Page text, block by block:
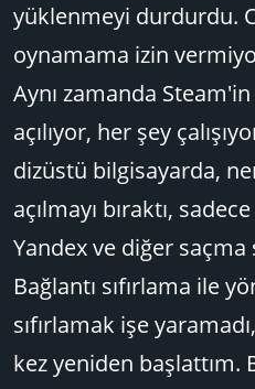
a
t
n
a
r
h
i
yüklenmeyi durdurdu.
oynamama izin
Aynı zamanda
açılıyor, her şey
dizüstü bilgisayarda,
açılmayı bıraktı,
Yandex ve diğer
Bağlantı sıfırlama ile
sıfırlamak işe
kez yeniden başlattım.